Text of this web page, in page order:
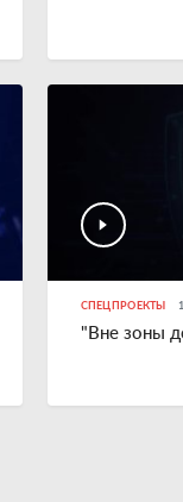
СПЕЦПРОЕКТЫ
"Вне зоны